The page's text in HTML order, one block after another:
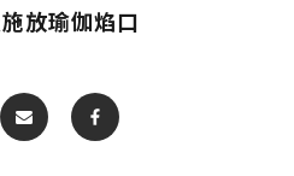
放瑜伽焰口